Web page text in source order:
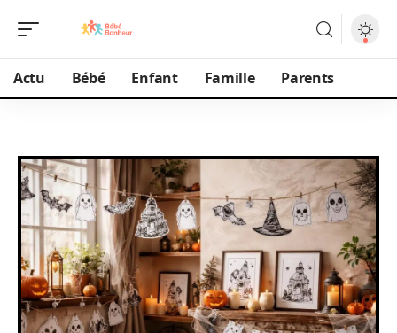
Actu Bébé Enfant Famille Parents